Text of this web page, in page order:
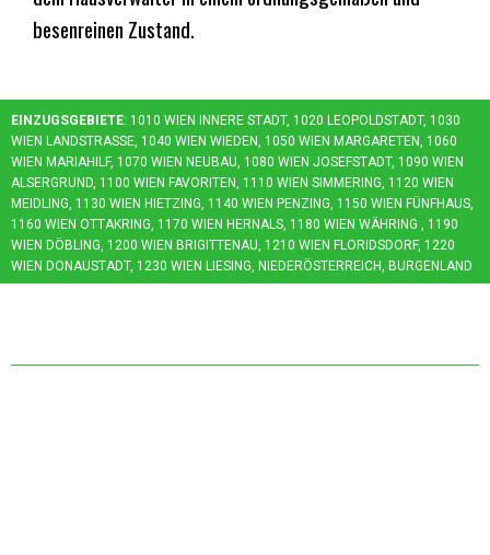
besenreinen Zustand.
EINZUGSGEBIETE: 1010 WIEN INNERE STADT, 1020 LEOPOLDSTADT, 1030
WIEN LANDSTRASSE, 1040 WIEN WIEDEN, 1050 WIEN MARGARETEN, 1060 W
IEN MARIAHILF, 1070 WIEN NEUBAU, 1080 WIEN JOSEFSTADT, 1090 WIEN A
LSERGRUND, 1100 WIEN FAVORITEN, 1110 WIEN SIMMERING, 1120 WIEN M
EIDLING, 1130 WIEN HIETZING, 1140 WIEN PENZING, 1150 WIEN FÜNFHAUS, 1
160 WIEN OTTAKRING, 1170 WIEN HERNALS, 1180 WIEN WÄHRING , 1190 W
IEN DÖBLING, 1200 WIEN BRIGITTENAU, 1210 WIEN FLORIDSDORF, 1220 W
IEN DONAUSTADT, 1230 WIEN LIESING, NIEDERÖSTERREICH, BURGENLAND